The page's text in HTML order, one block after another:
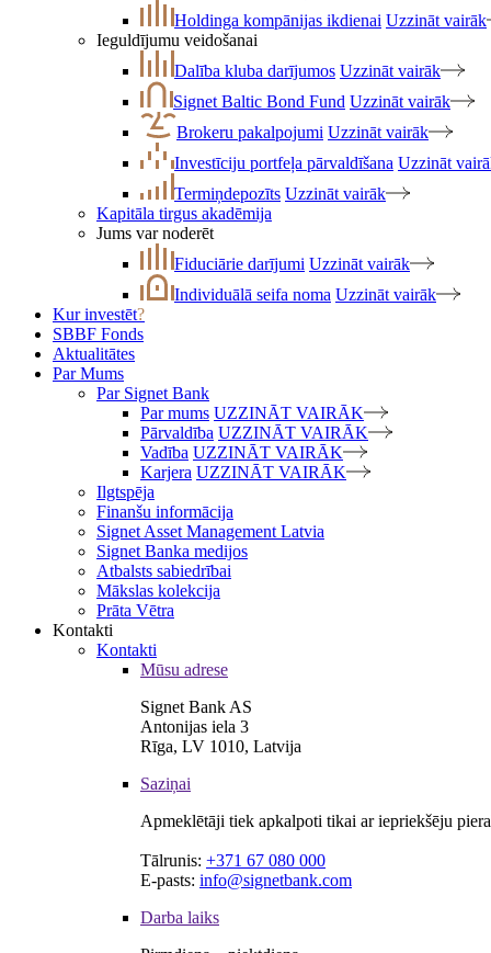
Holdinga kompānijas ikdienai Uzzināt vairāk
Ieguldījumu veidošanai
Dalība kluba darījumos Uzzināt vairāk
Signet Baltic Bond Fund Uzzināt vairāk
Brokeru pakalpojumi Uzzināt vairāk
Investīciju portfeļa pārvaldīšana Uzzināt
Termiņdepozīts Uzzināt vairāk
Kapitāla tirgus akadēmija
Jums var noderēt
Fiduciārie darījumi Uzzināt vairāk
Individuālā seifa noma Uzzināt vairāk
Kur investēt?
SBBF Fonds
Aktualitātes
Par Mums
Par Signet Bank
Par mums UZZINĀT VAIRĀK
Pārvaldība UZZINĀT VAIRĀK
Vadība UZZINĀT VAIRĀK
Karjera UZZINĀT VAIRĀK
Ilgtspēja
Finanšu informācija
Signet Asset Management Latvia
Signet Banka medijos
Atbalsts sabiedrībai
Mākslas kolekcija
Prāta Vētra
Kontakti
Kontakti
Mūsu adrese
Signet Bank AS
Antonijas iela 3
Rīga, LV 1010, Latvija
Saziņai
Apmeklētāji tiek apkalpoti tikai ar iepriekšēju
Tālrunis: +371 67 080 000
E-pasts: info@signetbank.com
Darba laiks